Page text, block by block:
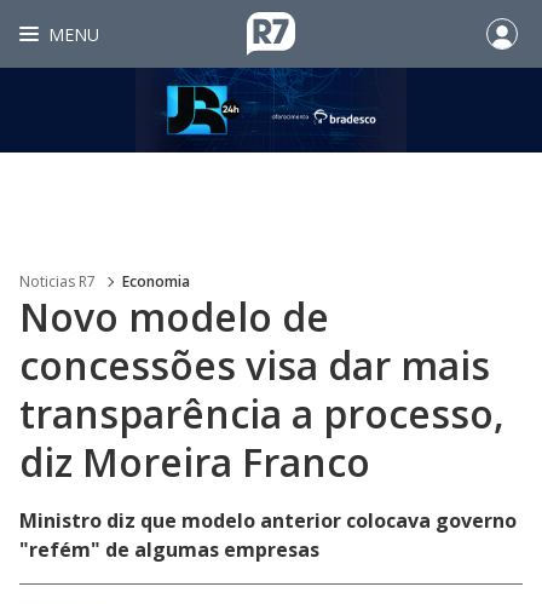
MENU
Noticias R7 Economia
Novo modelo de
concessões visa dar mais
transparência a processo,
diz Moreira Franco
Ministro diz que modelo anterior colocava governo
"refém" de algumas empresas